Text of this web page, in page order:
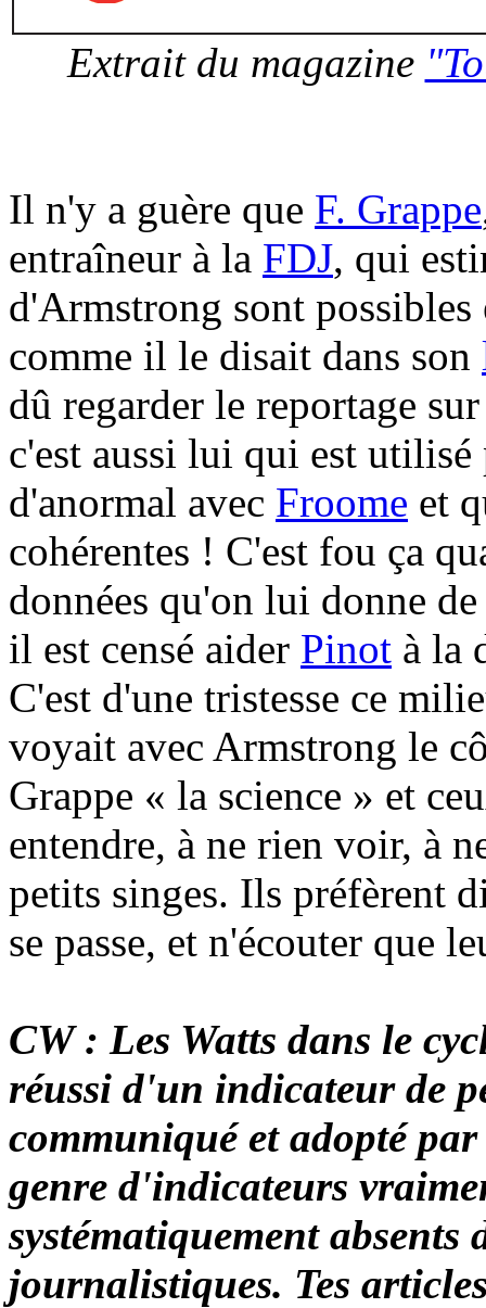
Extrait du magazine
Il n'y a guère que F. Grappe
entraîneur à la FDJ, qui
d'Armstrong sont possibles
comme il le disait dans son
dû regarder le reportage
c'est aussi lui qui est
d'anormal avec Froome et
cohérentes ! C'est fou ça
données qu'on lui donne
il est censé aider Pinot à la
C'est d'une tristesse ce
voyait avec Armstrong le
Grappe « la science » et
entendre, à ne rien voir, à
petits singes. Ils préfèrent
se passe, et n'écouter que
CW : Les Watts dans le
réussi d'un indicateur de
communiqué et adopté
genre d'indicateurs
systématiquement absents
journalistiques. Tes